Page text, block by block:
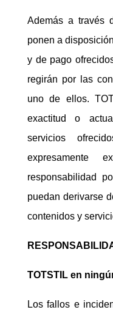
Además a través
ponen a
y de pago
regirán por las
uno de ellos.
exactitud o
servicios
responsabilidad
puedan derivarse
contenidos y
TOTSTIL en
Los fallos e